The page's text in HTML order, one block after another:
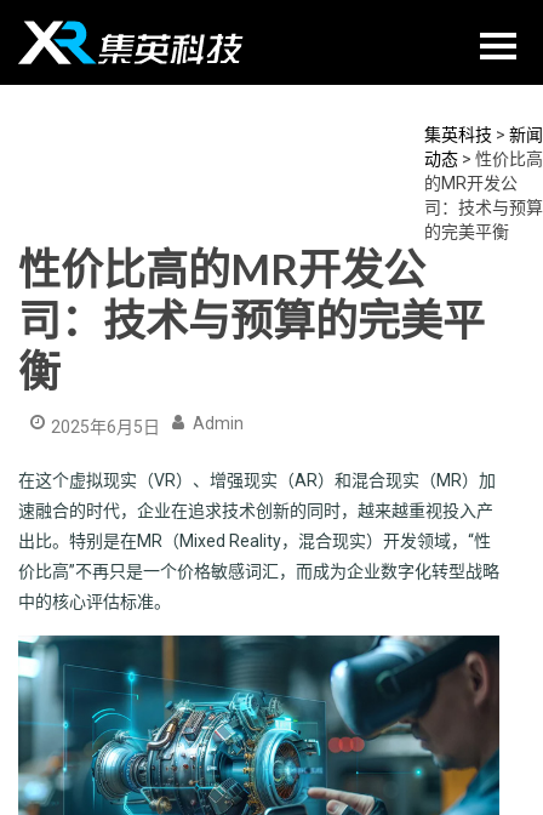
content
集英科技 > 新闻
动态 > 性价比高
的MR开发公
司：技术与预算
的完美平衡
性价比高的MR开发公
司：技术与预算的完美平
衡
2025年6月5日 Admin
在这个虚拟现实（VR）、增强现实（AR）和混合现实（MR）加
速融合的时代，企业在追求技术创新的同时，越来越重视投入产
出比。特别是在MR（Mixed Reality，混合现实）开发领域，“性
价比高”不再只是一个价格敏感词汇，而成为企业数字化转型战略
中的核心评估标准。